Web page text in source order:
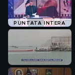
PUNTATA INTERA